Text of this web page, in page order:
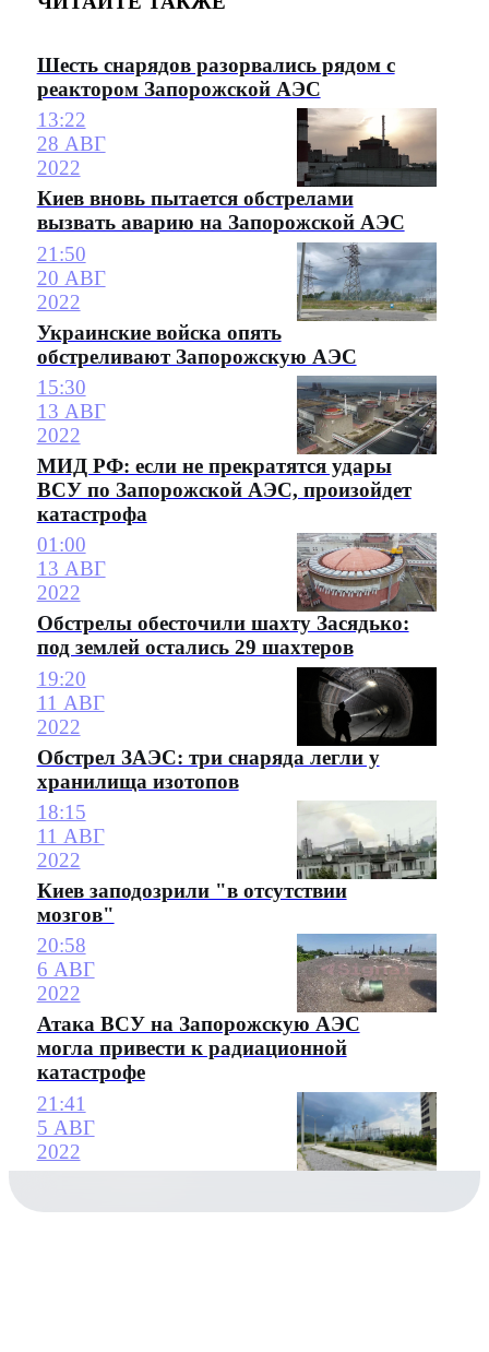
Шесть снарядов разорвались рядом с
реактором Запорожской АЭС
13:22
28 АВГ
2022
Киев вновь пытается обстрелами
вызвать аварию на Запорожской АЭС
21:50
20 АВГ
2022
Украинские войска опять
обстреливают Запорожскую АЭС
15:30
13 АВГ
2022
МИД РФ: если не прекратятся удары
ВСУ по Запорожской АЭС, произойдет
катастрофа
01:00
13 АВГ
2022
Обстрелы обесточили шахту Засядько:
под землей остались 29 шахтеров
19:20
11 АВГ
2022
Обстрел ЗАЭС: три снаряда легли у
хранилища изотопов
18:15
11 АВГ
2022
Киев заподозрили "в отсутствии
мозгов"
20:58
6 АВГ
2022
Атака ВСУ на Запорожскую АЭС
могла привести к радиационной
катастрофе
21:41
5 АВГ
2022